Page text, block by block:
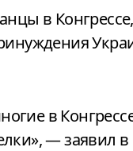
в
в
— заявил